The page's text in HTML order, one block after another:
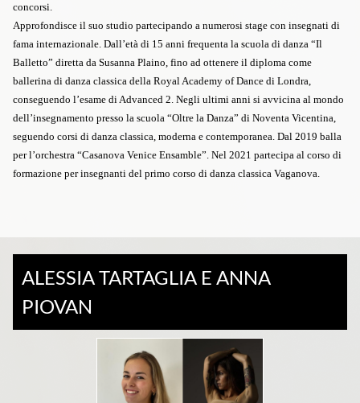
concorsi.
Approfondisce il suo studio partecipando a numerosi stage con insegnati di
fama internazionale. Dall’età di 15 anni frequenta la scuola di danza “Il
Balletto” diretta da Susanna Plaino, fino ad ottenere il diploma come
ballerina di danza classica della Royal Academy of Dance di Londra,
conseguendo l’esame di Advanced 2. Negli ultimi anni si avvicina al mondo
dell’insegnamento presso la scuola “Oltre la Danza” di Noventa Vicentina,
seguendo corsi di danza classica, moderna e contemporanea. Dal 2019 balla
per l’orchestra “Casanova Venice Ensamble”. Nel 2021 partecipa al corso di
formazione per insegnanti del primo corso di danza classica Vaganova.
ALESSIA TARTAGLIA E ANNA
PIOVAN